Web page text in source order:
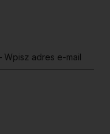
Wpisz adres e-mail